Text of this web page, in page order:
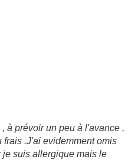
à prévoir un peu à l'avance ,
.J'ai evidemment omis
je suis allergique mais le